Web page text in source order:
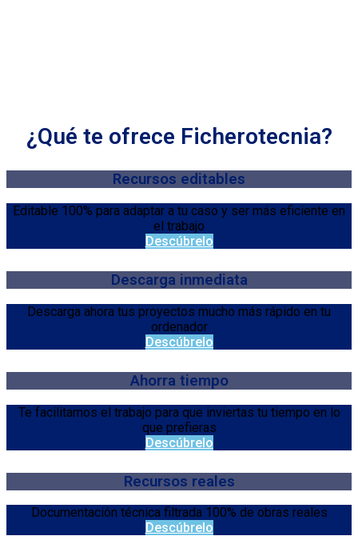
¿Qué te ofrece Ficherotecnia?
Recursos editables
Editable 100% para adaptar a tu caso y ser más eficiente en
el trabajo
Descúbrelo
Descarga inmediata
Descarga ahora tus proyectos mucho más rápido en tu
ordenador
Descúbrelo
Ahorra tiempo
Te facilitamos el trabajo para que inviertas tu tiempo en lo
que prefieras
Descúbrelo
Recursos reales
Documentación técnica filtrada 100% de obras reales
Descúbrelo